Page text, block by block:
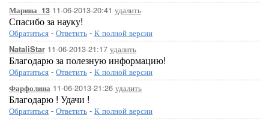
Марина_13 11-06-2013-20:41 удалить
Спасибо за науку!
Обратиться - Ответить - К полной версии
NataliStar 11-06-2013-21:17 удалить
Благодарю за полезную информацию!
Обратиться - Ответить - К полной версии
Фарфолина 11-06-2013-21:26 удалить
Благодарю ! Удачи !
Обратиться - Ответить - К полной версии